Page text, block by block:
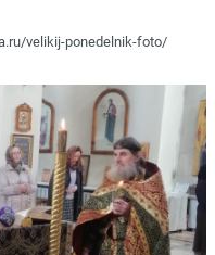
velikij-ponedelnik-foto/